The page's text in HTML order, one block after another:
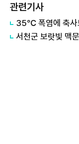
관련기사
35℃ 폭염에 축사